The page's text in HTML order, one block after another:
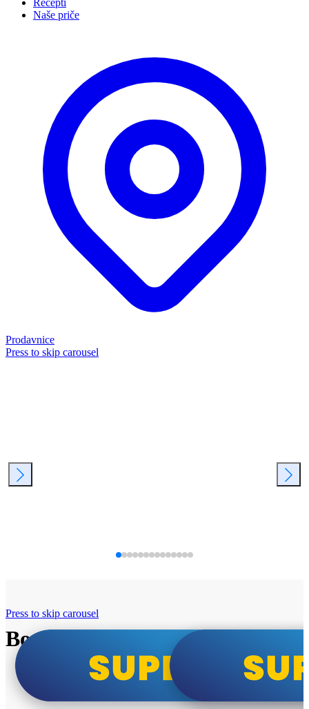
Recepti
Naše priče
Prodavnice
Press to skip carousel
Bosch super cene
Press to skip carousel